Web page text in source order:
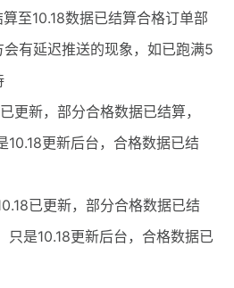
至10.18数据已结算合格订单部
有延迟推送的现象，如已跑满5
更新，部分合格数据已结算，
10.18更新后台，合格数据已结
已更新，部分合格数据已结
只是10.18更新后台，合格数据已